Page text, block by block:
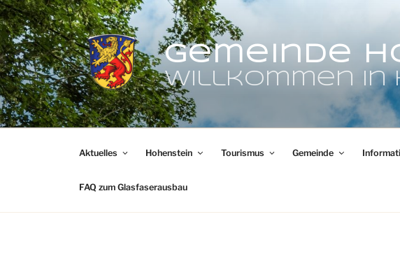
Zum
Inhalt
springen
Gemeinde
Willkommen in
Aktuelles Hohenstein Tourismus Gemeinde
FAQ zum Glasfaserausbau